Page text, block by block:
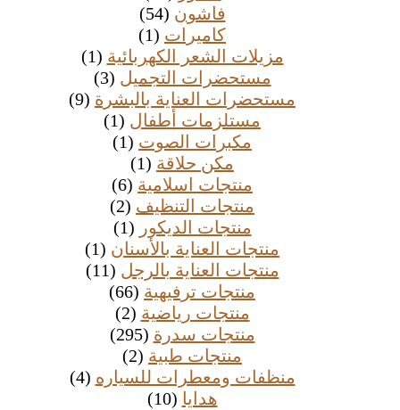
فاشون (54)
كاميرات (1)
مزيلات الشعر الكهربائية (1)
مستحضرات التجميل (3)
مستحضرات العناية بالبشرة (9)
مستلزمات أطفال (1)
مكبرات الصوت (1)
مكن حلاقة (1)
منتجات اسلامية (6)
منتجات التنظيف (2)
منتجات الديكور (1)
منتجات العناية بالأسنان (1)
منتجات العناية بالرجل (11)
منتجات ترفيهية (66)
منتجات رياضية (2)
منتجات سدرة (295)
منتجات طبية (2)
منظفات ومعطرات للسياره (4)
هدايا (10)